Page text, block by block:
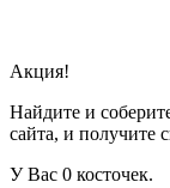
Акция!
Найдите и
сайта, и получите
У Вас 0 косточек.